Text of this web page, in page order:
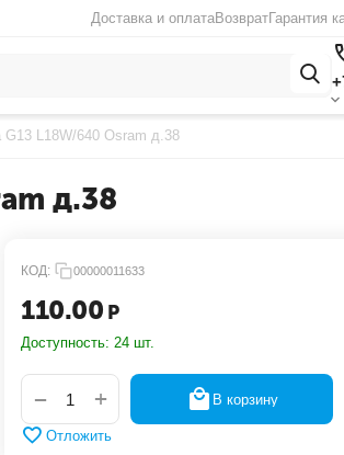
Доставка и оплатаВозвратГарантия
L18W/640 Osram д.38
д.38
КОД: 00000011633
110.00 Р
Доступность: 24 шт.
+
− В корзину
Отложить